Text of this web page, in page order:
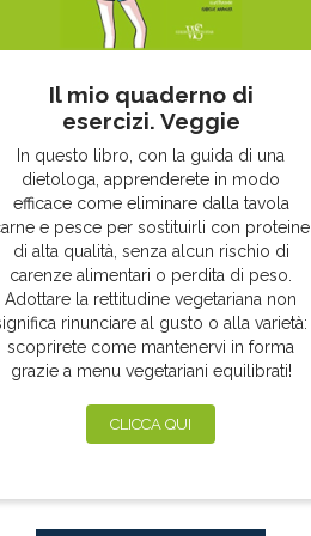
Il mio quaderno di
esercizi. Veggie
In questo libro, con la guida di una
dietologa, apprenderete in modo
efficace come eliminare dalla tavola
e pesce per sostituirli con proteine
di alta qualità, senza alcun rischio di
carenze alimentari o perdita di peso.
Adottare la rettitudine vegetariana non
rinunciare al gusto o alla varietà:
scoprirete come mantenervi in forma
grazie a menu vegetariani equilibrati!
CLICCA QUI